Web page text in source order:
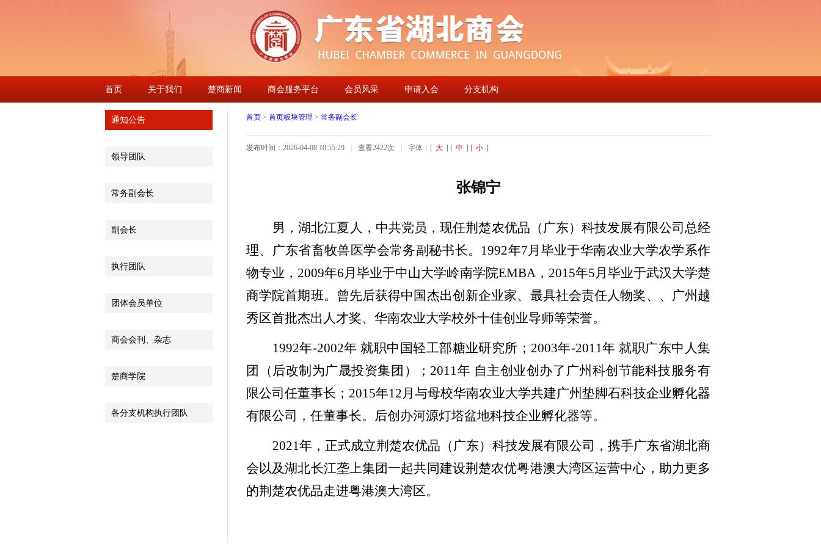
首页 关于我们 楚商新闻 商会服务平台 会员风采 申请入会 分支机构
通知公告
领导团队
常务副会长
副会长
执行团队
团体会员单位
商会会刊、杂志
楚商学院
各分支机构执行团队
首页 > 首页板块管理 > 常务副会长
发布时间：2026-04-08 10:55:29 查看2422次 字体：[ 大 ] [ 中 ] [ 小 ]
张锦宁
男，湖北江夏人，中共党员，现任荆楚农优品（广东）科技发展有限公司总经
理、广东省畜牧兽医学会常务副秘书长。1992年7月毕业于华南农业大学农学系作
物专业，2009年6月毕业于中山大学岭南学院EMBA，2015年5月毕业于武汉大学楚
商学院首期班。曾先后获得中国杰出创新企业家、最具社会责任人物奖、、广州越
秀区首批杰出人才奖、华南农业大学校外十佳创业导师等荣誉。
1992年-2002年 就职中国轻工部糖业研究所；2003年-2011年 就职广东中人集
团（后改制为广晟投资集团）；2011年 自主创业创办了广州科创节能科技服务有
限公司任董事长；2015年12月与母校华南农业大学共建广州垫脚石科技企业孵化器
有限公司，任董事长。后创办河源灯塔盆地科技企业孵化器等。
2021年，正式成立荆楚农优品（广东）科技发展有限公司，携手广东省湖北商
会以及湖北长江垄上集团一起共同建设荆楚农优粤港澳大湾区运营中心，助力更多
的荆楚农优品走进粤港澳大湾区。